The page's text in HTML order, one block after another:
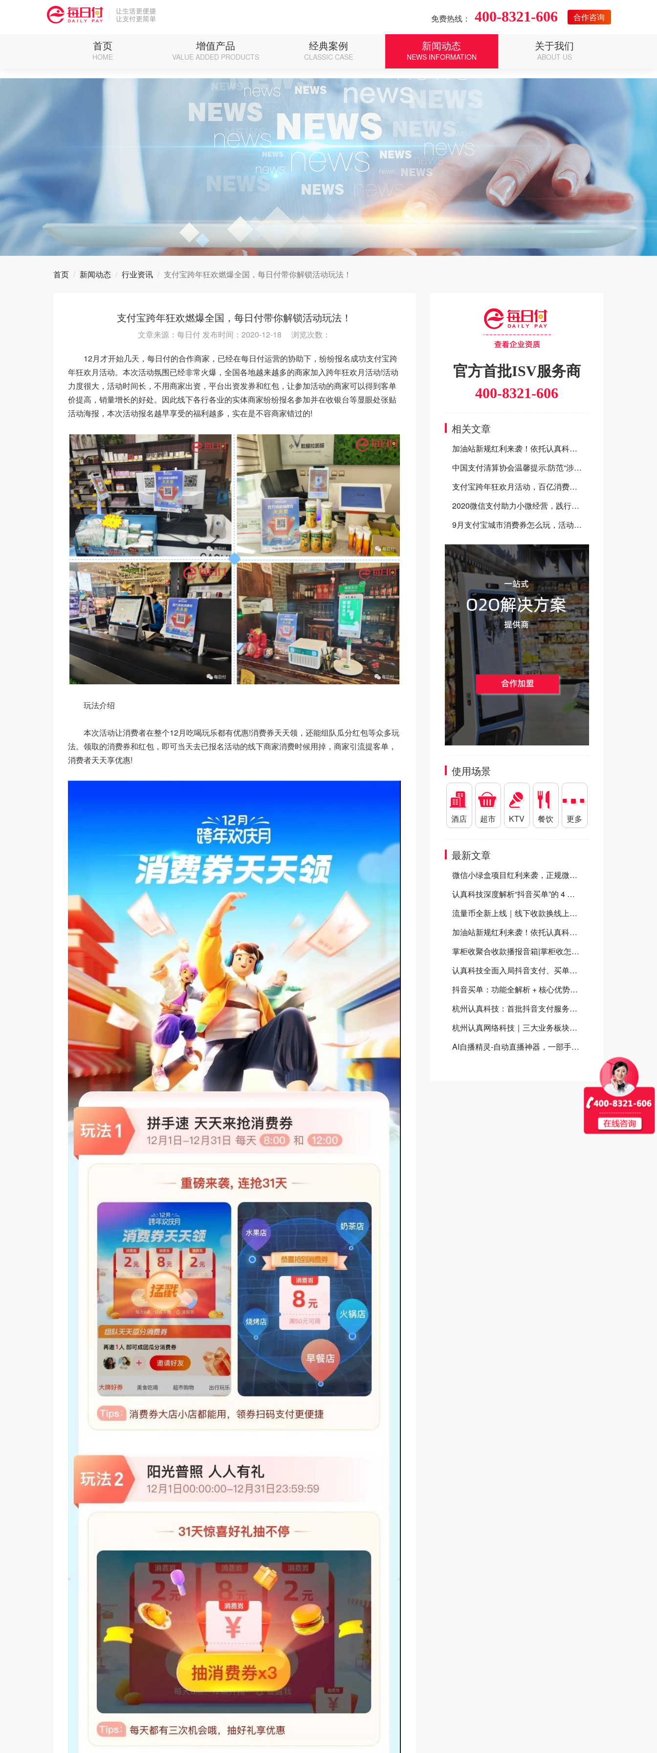
Deprecated: Function eregi() is deprecated in /weipan/renzhen/source/core/run.php on line 71
免费热线： 400-8321-606 合作咨询
首页
HOME
增值产品
VALUE ADDED PRODUCTS
经典案例
CLASSIC CASE
新闻动态
NEWS INFORMATION
关于我们
ABOUT US
首页 新闻动态 行业资讯 支付宝跨年狂欢燃爆全国，每日付带你解锁活动玩法！
支付宝跨年狂欢燃爆全国，每日付带你解锁活动玩法！
文章来源：每日付 发布时间：2020-12-18 浏览次数：
12月才开始几天，每日付的合作商家，已经在每日付运营的协助下，纷纷报名成功支付宝跨
年狂欢月活动。本次活动氛围已经非常火爆，全国各地越来越多的商家加入跨年狂欢月活动!活动
力度很大，活动时间长，不用商家出资，平台出资发券和红包，让参加活动的商家可以得到客单
价提高，销量增长的好处。因此线下各行各业的实体商家纷纷报名参加并在收银台等显眼处张贴
活动海报，本次活动报名越早享受的福利越多，实在是不容商家错过的!
玩法介绍
本次活动让消费者在整个12月吃喝玩乐都有优惠!消费券天天领，还能组队瓜分红包等众多玩
法。领取的消费券和红包，即可当天去已报名活动的线下商家消费时候用掉，商家引流提客单，
消费者天天享优惠!
官方首批ISV服务商
400-8321-606
相关文章
加油站新规红利来袭！依托​认真科技数字化SaaS系统，抢占加油站千亿市场
中国支付清算协会温馨提示:防范“涉疫诈骗”,反诈拒赌 安全支付
支付宝跨年狂欢月活动，百亿消费劵等你来抢
2020微信支付助力小微经营，践行金融普惠
9月支付宝城市消费券怎么玩，活动玩法规则介绍
使用场景
酒店 超市 KTV 餐饮 更多
最新文章
微信小绿盒项目红利来袭，正规微信小绿盒服务商助力高效开展微信小绿盒推广
认真科技深度解析“抖音买单”的 4 大核心经营优势，商家为什么要开通抖音买单？
流量币全新上线｜线下收款换线上曝光，门店增收新方案
加油站新规红利来袭！依托​认真科技数字化SaaS系统，抢占加油站千亿市场
掌柜收聚合收款播报音箱|掌柜收怎么样？掌柜收聚合收款音箱有什么优势？
认真科技全面入局抖音支付、买单、点餐三大体系，共建本地生活数字化新生态
抖音买单：功能全解析 + 核心优势，助力本地商家流量与营收双增长
杭州认真科技：首批抖音支付服务商，全链路赋能本地生活商业升级
杭州认真网络科技｜三大业务板块，打造实体商家数字化经营闭环
AI自播精灵-自动直播神器，一部手机就可以实现实景自动直播